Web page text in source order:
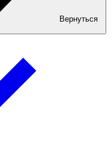
Вернуться